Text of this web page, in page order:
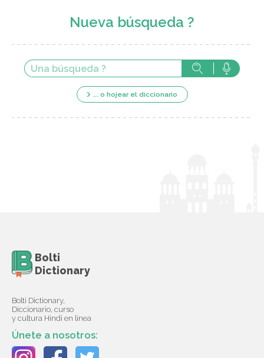
Nueva búsqueda ?
... o hojear el diccionario
Bolti
Dictionary
Bolti Dictionary,
Diccionario, curso
y cultura Hindi en línea
Únete a nosotros: